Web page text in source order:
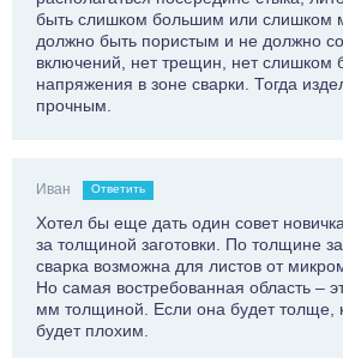
быть слишком большим или слишком
должно быть пористым и не должно
включений, нет трещин, нет слишком
напряжения в зоне сварки. Тогда
прочным.
Иван Ответить
Хотел бы еще дать один совет
за толщиной заготовки. По толщине
сварка возможна для листов от
Но самая востребованная область –
мм толщиной. Если она будет толще,
будет плохим.